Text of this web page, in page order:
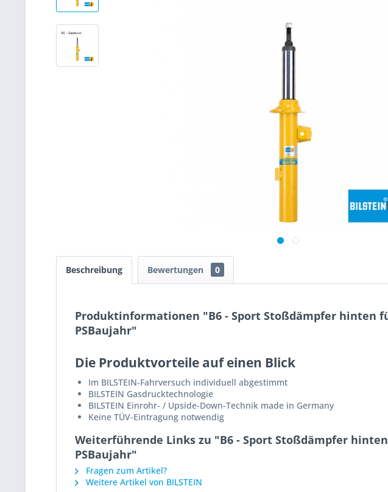
Beschreibung Bewertungen 0
Produktinformationen "B6 - Sport Stoßdämpfer hinten für
PSBaujahr"
Die Produktvorteile auf einen Blick
Im BILSTEIN-Fahrversuch individuell abgestimmt
BILSTEIN Gasdrucktechnologie
BILSTEIN Einrohr- / Upside-Down-Technik made in Germany
Keine TÜV-Eintragung notwendig
Weiterführende Links zu "B6 - Sport Stoßdämpfer hinten
PSBaujahr"
Fragen zum Artikel?
Weitere Artikel von BILSTEIN